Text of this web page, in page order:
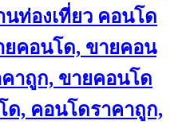
ท่องเที่ยว คอนโด
ยคอนโด, ขายคอน
าถูก, ขายคอนโด
ด, คอนโดราคาถูก,